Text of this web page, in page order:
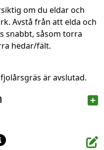
om du eldar och
Avstå från att elda och
snabbt, såsom torra
hedar/fält.
är avslutad.